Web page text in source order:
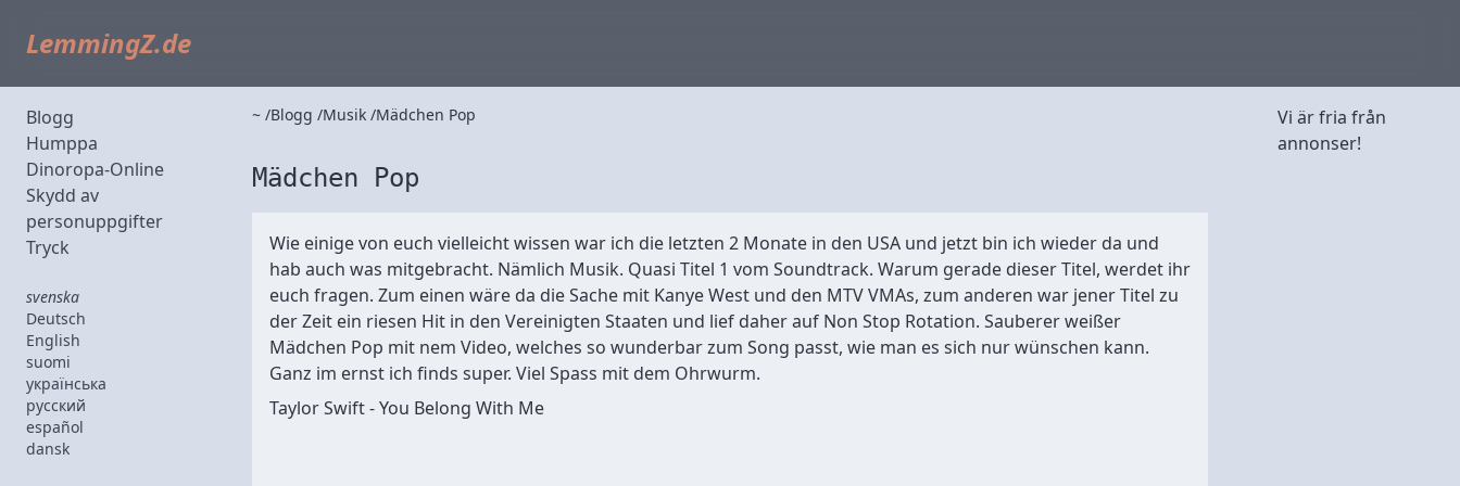
LemmingZ.de
Blogg
Humppa
Dinoropa-Online
Skydd av
personuppgifter
Tryck
svenska
Deutsch
English
suomi
українська
русский
español
dansk
~ Blogg Musik Mädchen Pop
Mädchen Pop
Wie einige von euch vielleicht wissen war ich die letzten 2 Monate in den USA und jetzt bin ich wieder da und
hab auch was mitgebracht. Nämlich Musik. Quasi Titel 1 vom Soundtrack. Warum gerade dieser Titel, werdet ihr
euch fragen. Zum einen wäre da die Sache mit Kanye West und den MTV VMAs, zum anderen war jener Titel zu
der Zeit ein riesen Hit in den Vereinigten Staaten und lief daher auf Non Stop Rotation. Sauberer weißer
Mädchen Pop mit nem Video, welches so wunderbar zum Song passt, wie man es sich nur wünschen kann.
Ganz im ernst ich finds super. Viel Spass mit dem Ohrwurm.
Taylor Swift - You Belong With Me
Vi är fria från
annonser!